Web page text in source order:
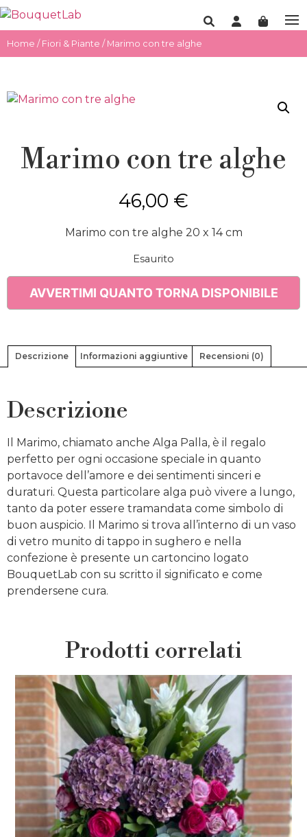
Home / Fiori & Piante / Marimo con tre alghe
Marimo con tre alghe
46,00 €
Marimo con tre alghe 20 x 14 cm
Esaurito
AVVERTIMI QUANTO TORNA DISPONIBILE
Descrizione Informazioni aggiuntive Recensioni (0)
Descrizione
Il Marimo, chiamato anche Alga Palla, è il regalo
perfetto per ogni occasione speciale in quanto
portavoce dell’amore e dei sentimenti sinceri e
duraturi. Questa particolare alga può vivere a lungo,
tanto da poter essere tramandata come simbolo di
buon auspicio. Il Marimo si trova all’interno di un vaso
di vetro munito di tappo in sughero e nella
confezione è presente un cartoncino logato
BouquetLab con su scritto il significato e come
prendersene cura.
Prodotti correlati